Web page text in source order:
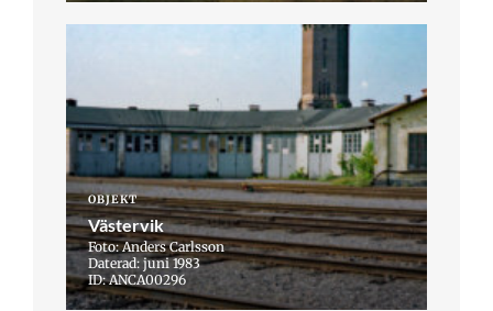
OBJEKT
Västervik
Foto: Anders Carlsson
Daterad: juni 1983
ID: ANCA00296